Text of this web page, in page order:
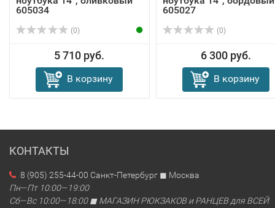
605034
(0)
5 710 руб.
В корзину
605027
(0)
6 300 руб.
В корзину
КОНТАКТЫ
8 (905) 255-44-00 Санкт-Петербург ◼ Москва
Пн—Пт 10:00—19:00
Сб—Вс 10:00—18:00 ◼ МАГАЗИН РЮКЗАКОВ и РАНЦЕВ для ВСЕЙ